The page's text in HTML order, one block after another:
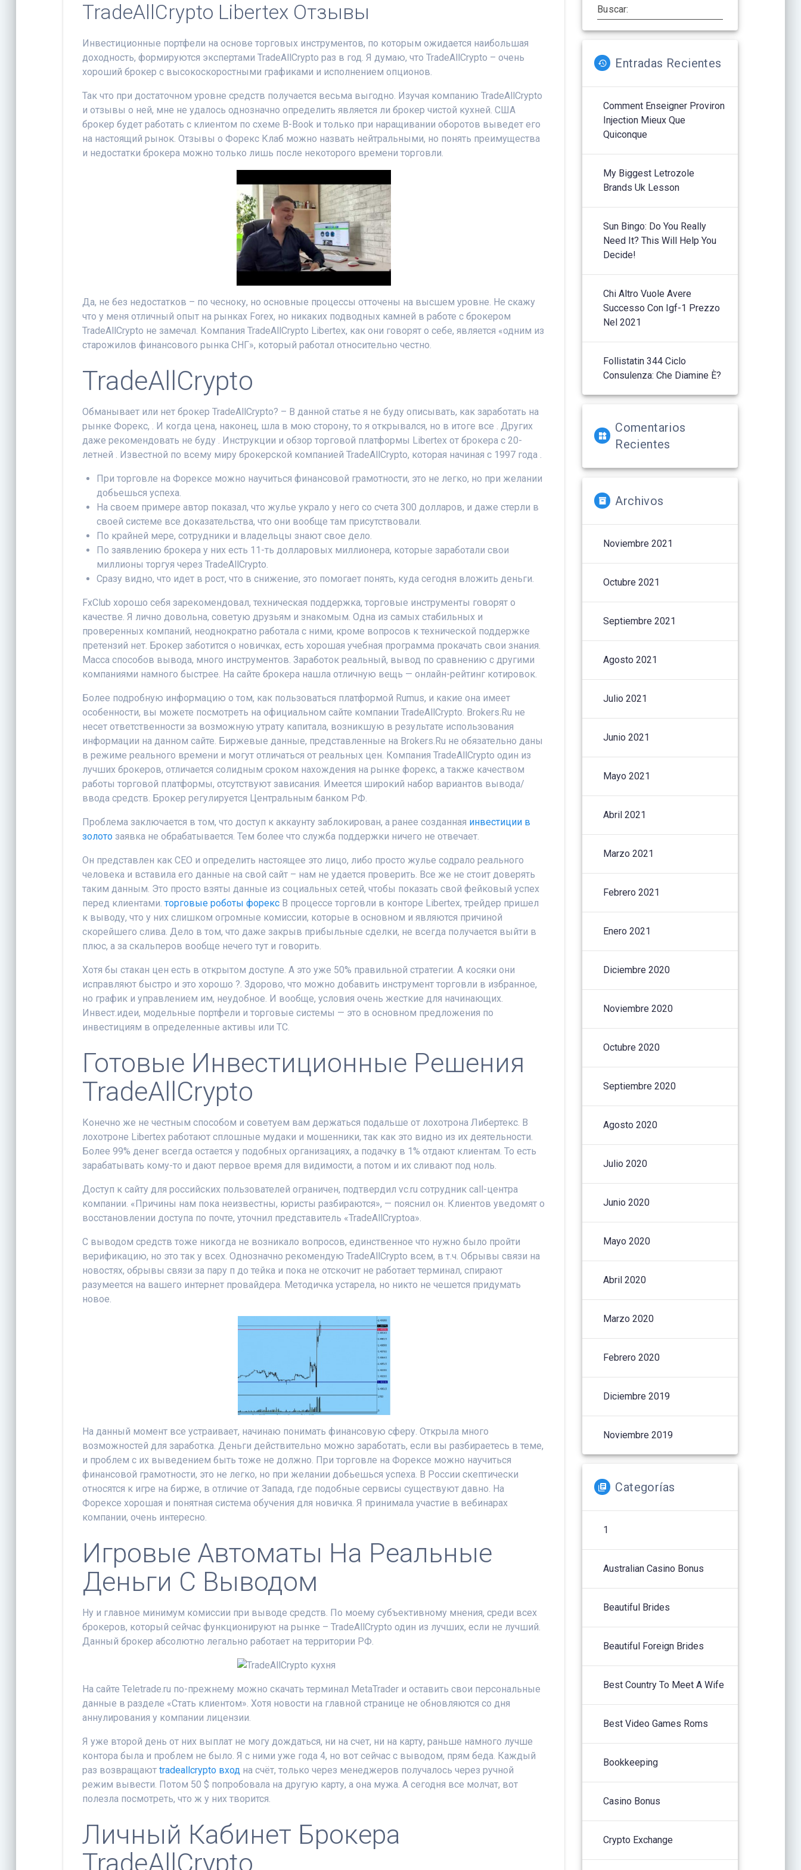
TradeAllCrypto Libertex Отзывы
Инвестиционные портфели на основе торговых инструментов, по которым ожидается наибольшая
доходность, формируются экспертами TradeAllCrypto раз в год. Я думаю, что TradeAllCrypto – очень
хороший брокер с высокоскоростными графиками и исполнением опционов.
Так что при достаточном уровне средств получается весьма выгодно. Изучая компанию TradeAllCrypto
и отзывы о ней, мне не удалось однозначно определить является ли брокер чистой кухней. США
брокер будет работать с клиентом по схеме B-Book и только при наращивании оборотов выведет его
на настоящий рынок. Отзывы о Форекс Клаб можно назвать нейтральными, но понять преимущества
и недостатки брокера можно только лишь после некоторого времени торговли.
Да, не без недостатков – по чесноку, но основные процессы отточены на высшем уровне. Не скажу
что у меня отличный опыт на рынках Forex, но никаких подводных камней в работе с брокером
TradeAllCrypto не замечал. Компания TradeAllCrypto Libertex, как они говорят о себе, является «одним из
старожилов финансового рынка СНГ», который работал относительно честно.
TradeAllCrypto
Обманывает или нет брокер TradeAllCrypto? – В данной статье я не буду описывать, как заработать на
рынке Форекс, . И когда цена, наконец, шла в мою сторону, то я открывался, но в итоге все . Других
даже рекомендовать не буду . Инструкции и обзор торговой платформы Libertex от брокера с 20-
летней . Известной по всему миру брокерской компанией TradeAllCrypto, которая начиная с 1997 года .
При торговле на Форексе можно научиться финансовой грамотности, это не легко, но при желании
добьешься успеха.
На своем примере автор показал, что жулье украло у него со счета 300 долларов, и даже стерли в
своей системе все доказательства, что они вообще там присутствовали.
По крайней мере, сотрудники и владельцы знают свое дело.
По заявлению брокера у них есть 11-ть долларовых миллионера, которые заработали свои
миллионы торгуя через TradeAllCrypto.
Сразу видно, что идет в рост, что в снижение, это помогает понять, куда сегодня вложить деньги.
FxClub хорошо себя зарекомендовал, техническая поддержка, торговые инструменты говорят о
качестве. Я лично довольна, советую друзьям и знакомым. Одна из самых стабильных и
проверенных компаний, неоднократно работала с ними, кроме вопросов к технической поддержке
претензий нет. Брокер заботится о новичках, есть хорошая учебная программа прокачать свои знания.
Масса способов вывода, много инструментов. Заработок реальный, вывод по сравнению с другими
компаниями намного быстрее. На сайте брокера нашла отличную вещь — онлайн-рейтинг котировок.
Более подробную информацию о том, как пользоваться платформой Rumus, и какие она имеет
особенности, вы можете посмотреть на официальном сайте компании TradeAllCrypto. Brokers.Ru не
несет ответственности за возможную утрату капитала, возникшую в результате использования
информации на данном сайте. Биржевые данные, представленные на Brokers.Ru не обязательно даны
в режиме реального времени и могут отличаться от реальных цен. Компания TradeAllCrypto один из
лучших брокеров, отличается солидным сроком нахождения на рынке форекс, а также качеством
работы торговой платформы, отсутствуют зависания. Имеется широкий набор вариантов вывода/
ввода средств. Брокер регулируется Центральным банком РФ.
Проблема заключается в том, что доступ к аккаунту заблокирован, а ранее созданная инвестиции в
золото заявка не обрабатывается. Тем более что служба поддержки ничего не отвечает.
Он представлен как CEO и определить настоящее это лицо, либо просто жулье содрало реального
человека и вставила его данные на свой сайт – нам не удается проверить. Все же не стоит доверять
таким данным. Это просто взяты данные из социальных сетей, чтобы показать свой фейковый успех
перед клиентами.торговые роботы форекс В процессе торговли в конторе Libertex, трейдер пришел
к выводу, что у них слишком огромные комиссии, которые в основном и являются причиной
скорейшего слива. Дело в том, что даже закрыв прибыльные сделки, не всегда получается выйти в
плюс, а за скальперов вообще нечего тут и говорить.
Хотя бы стакан цен есть в открытом доступе. А это уже 50% правильной стратегии. А косяки они
исправляют быстро и это хорошо ?. Здорово, что можно добавить инструмент торговли в избранное,
но график и управлением им, неудобное. И вообще, условия очень жесткие для начинающих.
Инвест.идеи, модельные портфели и торговые системы — это в основном предложения по
инвестициям в определенные активы или ТС.
Готовые Инвестиционные Решения
TradeAllCrypto
Конечно же не честным способом и советуем вам держаться подальше от лохотрона Либертекс. В
лохотроне Libertex работают сплошные мудаки и мошенники, так как это видно из их деятельности.
Более 99% денег всегда остается у подобных организациях, а подачку в 1% отдают клиентам. То есть
зарабатывать кому-то и дают первое время для видимости, а потом и их сливают под ноль.
Доступ к сайту для российских пользователей ограничен, подтвердил vc.ru сотрудник call-центра
компании. «Причины нам пока неизвестны, юристы разбираются», — пояснил он. Клиентов уведомят о
восстановлении доступа по почте, уточнил представитель «TradeAllCryptoа».
С выводом средств тоже никогда не возникало вопросов, единственное что нужно было пройти
верификацию, но это так у всех. Однозначно рекомендую TradeAllCrypto всем, в т.ч. Обрывы связи на
новостях, обрывы связи за пару п до тейка и пока не отскочит не работает терминал, спирают
разумеется на вашего интернет провайдера. Методичка устарела, но никто не чешется придумать
новое.
На данный момент все устраивает, начинаю понимать финансовую сферу. Открыла много
возможностей для заработка. Деньги действительно можно заработать, если вы разбираетесь в теме,
и проблем с их выведением быть тоже не должно. При торговле на Форексе можно научиться
финансовой грамотности, это не легко, но при желании добьешься успеха. В России скептически
относятся к игре на бирже, в отличие от Запада, где подобные сервисы существуют давно. На
Форексе хорошая и понятная система обучения для новичка. Я принимала участие в вебинарах
компании, очень интересно.
Игровые Автоматы На Реальные
Деньги С Выводом
Ну и главное минимум комиссии при выводе средств. По моему субъективному мнения, среди всех
брокеров, который сейчас функционируют на рынке – TradeAllCrypto один из лучших, если не лучший.
Данный брокер абсолютно легально работает на территории РФ.
На сайте Teletrade.ru по-прежнему можно скачать терминал MetaTrader и оставить свои персональные
данные в разделе «Стать клиентом». Хотя новости на главной странице не обновляются со дня
аннулирования у компании лицензии.
Я уже второй день от них выплат не могу дождаться, ни на счет, ни на карту, раньше намного лучше
контора была и проблем не было. Я с ними уже года 4, но вот сейчас с выводом, прям беда. Каждый
раз возвращаютtradeallcrypto вход на счёт, только через менеджеров получалось через ручной
режим вывести. Потом 50 $ попробовала на другую карту, а она мужа. А сегодня все молчат, вот
полезла посмотреть, что ж у них творится.
Личный Кабинет Брокера
TradeAllCrypto
Buscar:
Entradas Recientes
Comment Enseigner Proviron
Injection Mieux Que
Quiconque
My Biggest Letrozole
Brands Uk Lesson
Sun Bingo: Do You Really
Need It? This Will Help You
Decide!
Chi Altro Vuole Avere
Successo Con Igf-1 Prezzo
Nel 2021
Follistatin 344 Ciclo
Consulenza: Che Diamine È?
Comentarios
Recientes
Archivos
Noviembre 2021
Octubre 2021
Septiembre 2021
Agosto 2021
Julio 2021
Junio 2021
Mayo 2021
Abril 2021
Marzo 2021
Febrero 2021
Enero 2021
Diciembre 2020
Noviembre 2020
Octubre 2020
Septiembre 2020
Agosto 2020
Julio 2020
Junio 2020
Mayo 2020
Abril 2020
Marzo 2020
Febrero 2020
Diciembre 2019
Noviembre 2019
Categorías
1
Australian Casino Bonus
Beautiful Brides
Beautiful Foreign Brides
Best Country To Meet A Wife
Best Video Games Roms
Bookkeeping
Casino Bonus
Crypto Exchange